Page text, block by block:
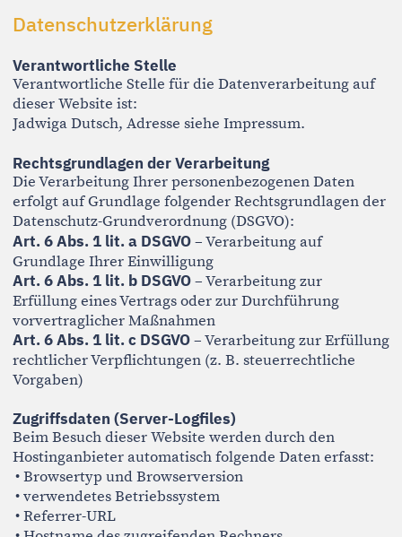
erfolgt auf Grundlage folgender Rechtsgrundlagen der
Datenschutz-Grundverordnung (DSGVO):
Grundlage Ihrer Einwilligung
Art. 6 Abs. 1 lit. b DSGVO – Verarbeitung zur
Erfüllung eines Vertrags oder zur Durchführung
vorvertraglicher Maßnahmen
Art. 6 Abs. 1 lit. c DSGVO – Verarbeitung zur Erfüllung
rechtlicher Verpflichtungen (z. B. steuerrechtliche
Zugriffsdaten (Server-Logfiles)
Beim Besuch dieser Website werden durch den
Hostinganbieter automatisch folgende Daten erfasst:
Browsertyp und Browserversion
verwendetes Betriebssystem
Referrer-URL
Hostname des zugreifenden Rechners
Uhrzeit der Serveranfrage
IP-Adresse
Diese Daten dienen ausschließlich der technischen
Bereitstellung und Sicherheit des Webangebots. Die
Website verzichtet bewusst auf den Einsatz von
Cookies.
Hosting
STRATO AG
Otto-Ostrowski-Straße 7
10249 Berlin
Deutschland
Die auf dieser Website erfassten personenbezogenen
Daten werden auf den Servern des Hosters
gespeichert. Mit dem Hostinganbieter wurde ein
Vertrag über Auftragsverarbeitung (AVV) gemäß Art.
28 DSGVO abgeschlossen.